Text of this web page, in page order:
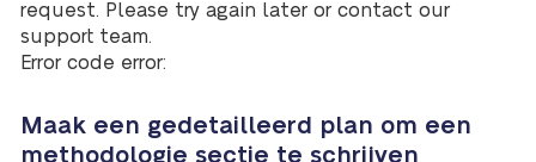
request. Please try again later or contact our
support team.
Error code error:
Maak een gedetailleerd plan om een
methodologie sectie te schrijven